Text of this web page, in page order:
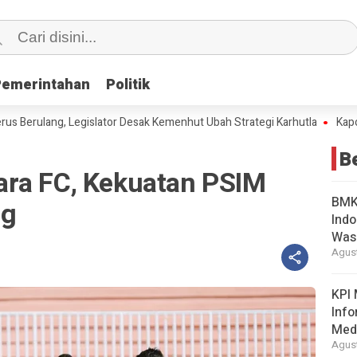
Politik
Politik
Legislator Desak Kemenhut Ubah Strategi Karhutla Kapolri Jadi
FC, Kekuatan PSIM
KPI